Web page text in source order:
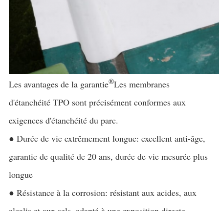
Les avantages de la garantie®Les membranes
d'étanchéité TPO sont précisément conformes aux
exigences d'étanchéité du parc.
● Durée de vie extrêmement longue: excellent anti-âge,
garantie de qualité de 20 ans, durée de vie mesurée plus
longue
● Résistance à la corrosion: résistant aux acides, aux